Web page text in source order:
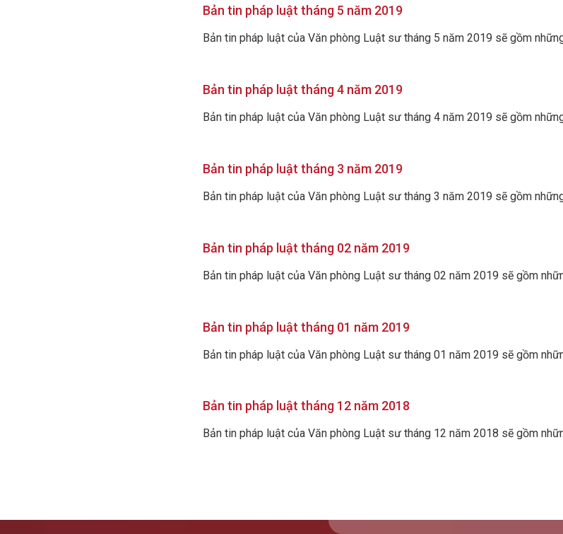
Bản tin pháp luật tháng 5 năm 2019
Bản tin pháp luật của Văn phòng Luật sư tháng 5 năm 2019 sẽ gồm
Bản tin pháp luật tháng 4 năm 2019
Bản tin pháp luật của Văn phòng Luật sư tháng 4 năm 2019 sẽ gồm
Bản tin pháp luật tháng 3 năm 2019
Bản tin pháp luật của Văn phòng Luật sư tháng 3 năm 2019 sẽ gồm
Bản tin pháp luật tháng 02 năm 2019
Bản tin pháp luật của Văn phòng Luật sư tháng 02 năm 2019 sẽ gồm
Bản tin pháp luật tháng 01 năm 2019
Bản tin pháp luật của Văn phòng Luật sư tháng 01 năm 2019 sẽ gồm
Bản tin pháp luật tháng 12 năm 2018
Bản tin pháp luật của Văn phòng Luật sư tháng 12 năm 2018 sẽ gồm